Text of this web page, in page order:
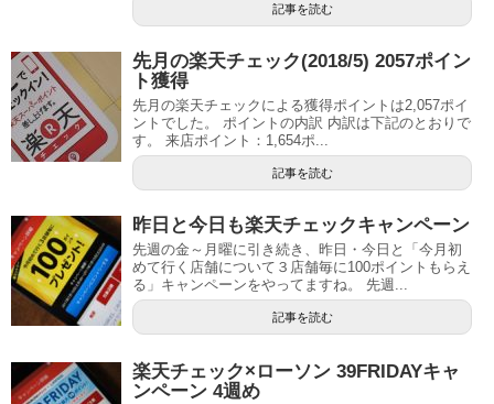
記事を読む
先月の楽天チェック(2018/5) 2057ポイン
ト獲得
先月の楽天チェックによる獲得ポイントは2,057ポイ
ントでした。 ポイントの内訳 内訳は下記のとおりで
す。 来店ポイント：1,654ポ...
記事を読む
昨日と今日も楽天チェックキャンペーン
先週の金～月曜に引き続き、昨日・今日と「今月初
めて行く店舗について３店舗毎に100ポイントもらえ
る」キャンペーンをやってますね。 先週...
記事を読む
楽天チェック×ローソン 39FRIDAYキャ
ンペーン 4週め